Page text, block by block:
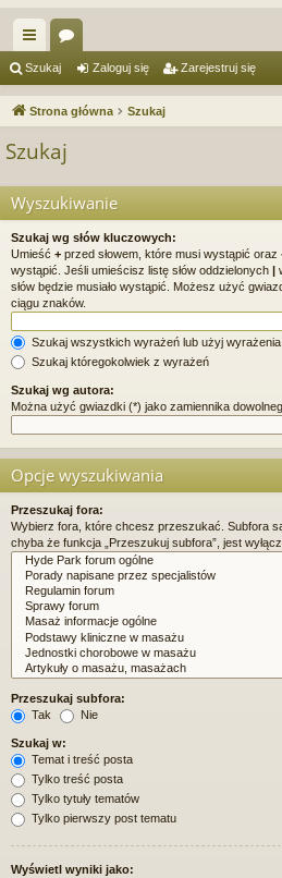
ię
ce
or
a
Szukaj Zaloguj się Zarejestruj się
Strona główna Szukaj
Szukaj
Wyszukiwanie
Szukaj wg słów kluczowych:
Umieść + przed słowem, które musi wystąpić oraz
wystąpić. Jeśli umieścisz listę słów oddzielonych |
słów będzie musiało wystąpić. Możesz użyć
ciągu znaków.
Szukaj wszystkich wyrażeń lub użyj
Szukaj któregokolwiek z wyrażeń
Szukaj wg autora:
Można użyć gwiazdki (*) jako zamiennika
Opcje wyszukiwania
Przeszukaj fora:
Wybierz fora, które chcesz przeszukać. Subfora
chyba że funkcja „Przeszukuj subfora”, jest
Przeszukaj subfora:
Tak
Nie
Szukaj w:
Temat i treść posta
Tylko treść posta
Tylko tytuły tematów
Tylko pierwszy post tematu
Wyświetl wyniki jako: